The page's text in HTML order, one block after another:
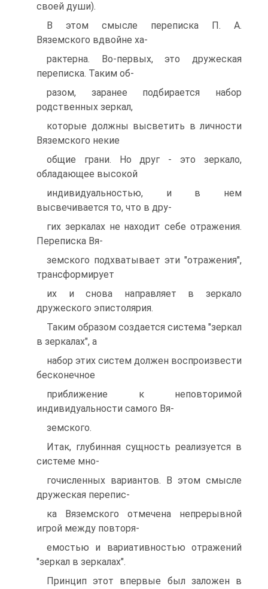
своей души).
В этом смысле переписка П. А.
Вяземского вдвойне ха-
рактерна. Во-первых, это дружеская
переписка. Таким об-
разом, заранее подбирается набор
родственных зеркал,
которые должны высветить в личности
Вяземского некие
общие грани. Но друг - это зеркало,
обладающее высокой
индивидуальностью, и в нем
высвечивается то, что в дру-
гих зеркалах не находит себе отражения.
Переписка Вя-
земского подхватывает эти "отражения",
трансформирует
их и снова направляет в зеркало
дружеского эпистолярия.
Таким образом создается система "зеркал
в зеркалах", а
набор этих систем должен воспроизвести
бесконечное
приближение к неповторимой
индивидуальности самого Вя-
земского.
Итак, глубинная сущность реализуется в
системе мно-
гочисленных вариантов. В этом смысле
дружеская перепис-
ка Вяземского отмечена непрерывной
игрой между повторя-
емостью и вариативностью отражений
"зеркал в зеркалах".
Принцип этот впервые был заложен в